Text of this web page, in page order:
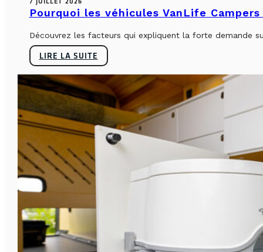
Pourquoi les véhicules VanLife
Découvrez les facteurs qui expliquent la forte demande
LIRE LA SUITE